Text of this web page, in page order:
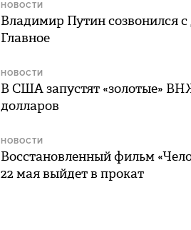
НОВОСТИ
Владимир Путин созвонился
Главное
НОВОСТИ
В США запустят «золотые»
долларов
НОВОСТИ
Восстановленный фильм
22 мая выйдет в прокат